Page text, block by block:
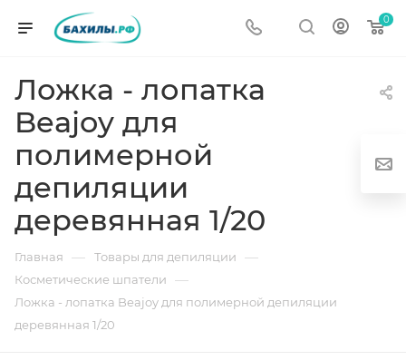
0
Ложка - лопатка
Beajoy для
полимерной
депиляции
деревянная 1/20
Главная — Товары для депиляции —
Косметические шпатели —
Ложка - лопатка Beajoy для полимерной депиляции
деревянная 1/20